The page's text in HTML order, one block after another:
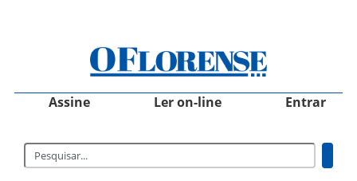
Assine Ler on-line Entrar